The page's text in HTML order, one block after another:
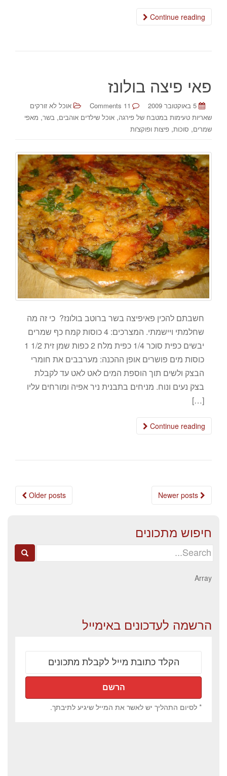
Continue reading
פאי פיצה בולונז
5 באוקטובר 2009 11 Comments
אוכל לא זורקים
שאריות טעימות במטבח של פירגה, אוכל שילדים אוהבים, בשר, מאפי
שמרים, סוכות, פיצות ופוקצ'ות
חשבתם להכין פאיפיצה בשר ברוטב בולונז? כי זה מה
שחלמתי ויישמתי. המצרכים: 4 כוסות קמח כף שמרים
יבשים כפית סוכר 1/4 כפית מלח 2 כפות שמן זית 1/2 1
כוסות מים פושרים אופן ההכנה: מערבבים את חומרי
הבצק ולשים תוך הוספת המים לאט לאט עד לקבלת
בצק נעים ונוח. מניחים בתבנית ניר אפיה ומורחים עליו
[…]
Continue reading
Posts
Older posts Newer posts
חיפוש מתכונים
Search
Array
הרשמה לעדכונים באימייל
* לסיום התהליך יש לאשר את המייל שיגיע לתיבתך.